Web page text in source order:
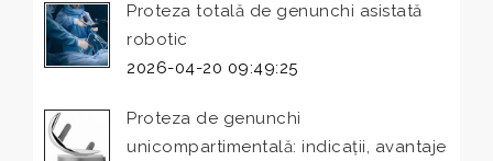
Proteza totală de genunchi asistată
robotic
2026-04-20 09:49:25
Proteza de genunchi
unicompartimentală: indicații, avantaje